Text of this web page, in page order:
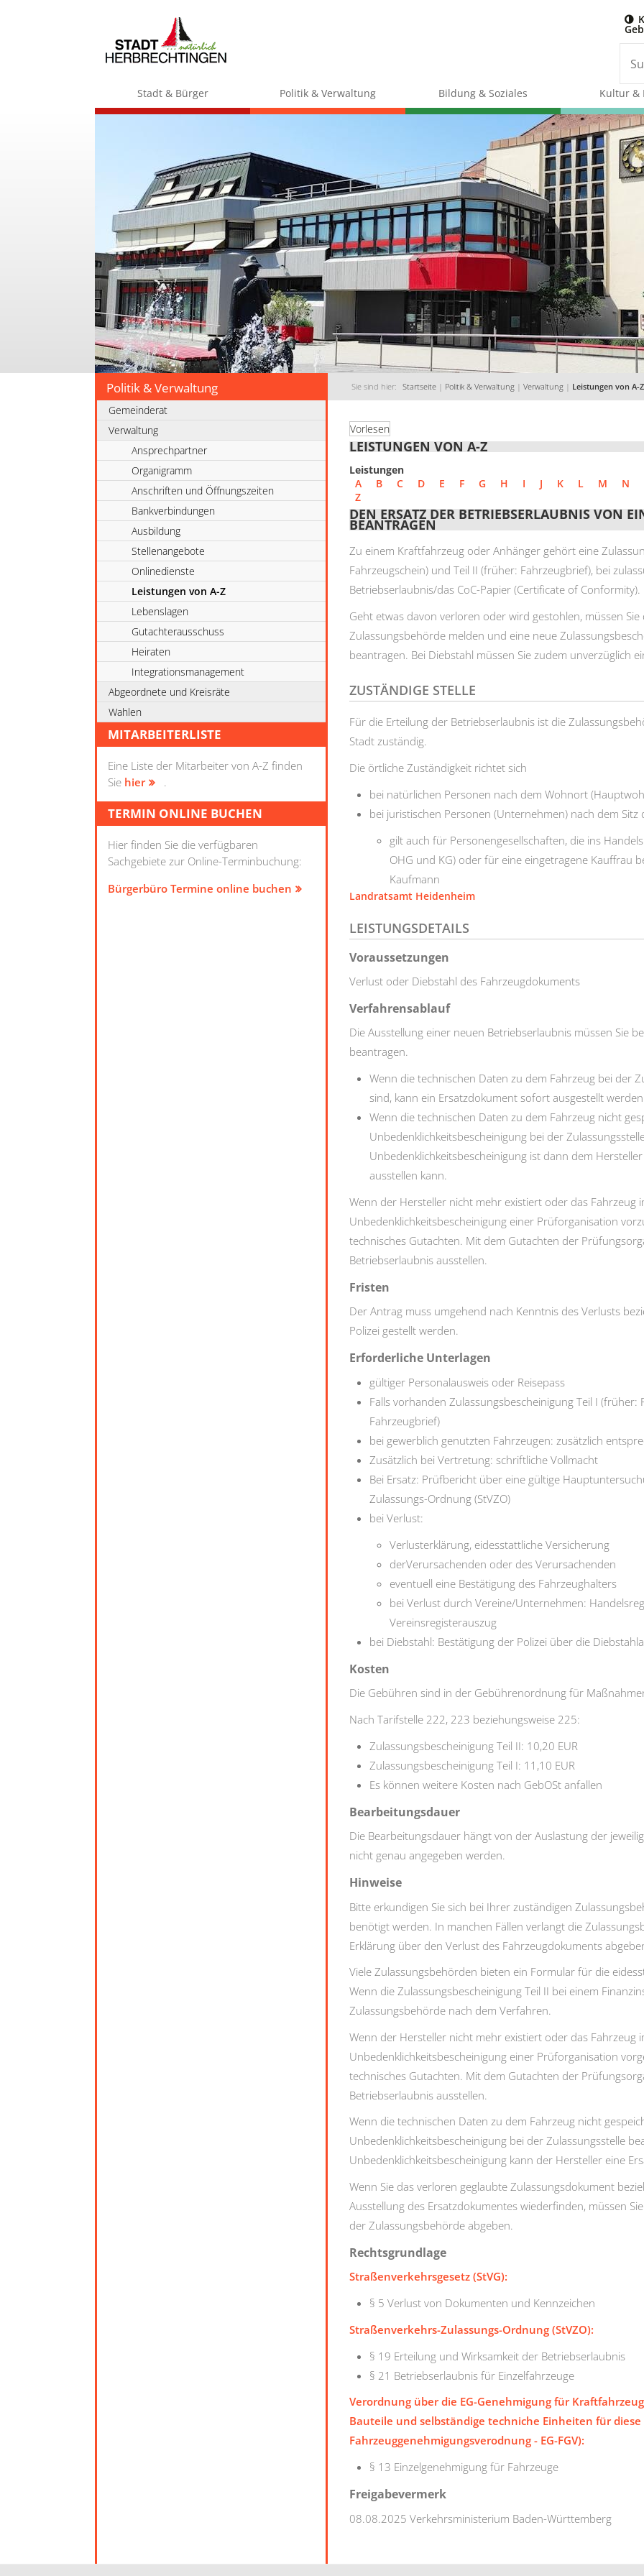
Stadt & Bürger Politik & Verwaltung Bildung & Soziales Kultur &
Politik & Verwaltung Sie sind hier: Startseite | Politik & Verwaltung | Verwaltung | Leistungen von A-Z
Gemeinderat
Verwaltung
Ansprechpartner
Organigramm
Anschriften und Öffnungszeiten
Bankverbindungen
Ausbildung
Stellenangebote
Onlinedienste
Leistungen von A-Z
Lebenslagen
Gutachterausschuss
Heiraten
Integrationsmanagement
Abgeordnete und Kreisräte
Wahlen
MITARBEITERLISTE
Eine Liste der Mitarbeiter von A-Z finden
Sie hier .
TERMIN ONLINE BUCHEN
Hier finden Sie die verfügbaren
Sachgebiete zur Online-Terminbuchung:
Bürgerbüro Termine online buchen
Vorlesen
LEISTUNGEN VON A-Z
Leistungen
A
B C D E F G H I J K L M N
Z
DEN ERSATZ DER BETRIEBSERLAUBNIS VON
BEANTRAGEN
Zu einem Kraftfahrzeug oder Anhänger gehört eine
Fahrzeugschein) und Teil II (früher: Fahrzeugbrief), bei
Betriebserlaubnis/das CoC-Papier (Certificate of Conformity).
Geht etwas davon verloren oder wird gestohlen, müssen
Zulassungsbehörde melden und eine neue
beantragen. Bei Diebstahl müssen Sie zudem unverzüglich
ZUSTÄNDIGE STELLE
Für die Erteilung der Betriebserlaubnis ist die
Stadt zuständig.
Die örtliche Zuständigkeit richtet sich
bei natürlichen Personen nach dem Wohnort
bei juristischen Personen (Unternehmen) nach dem Sitz
gilt auch für Personengesellschaften, die ins
OHG und KG) oder für eine eingetragene Kauffrau
Kaufmann
Landratsamt Heidenheim
LEISTUNGSDETAILS
Voraussetzungen
Verlust oder Diebstahl des Fahrzeugdokuments
Verfahrensablauf
Die Ausstellung einer neuen Betriebserlaubnis müssen Sie
beantragen.
Wenn die technischen Daten zu dem Fahrzeug bei der
sind, kann ein Ersatzdokument sofort ausgestellt
Wenn die technischen Daten zu dem Fahrzeug nicht
Unbedenklichkeitsbescheinigung bei der
Unbedenklichkeitsbescheinigung ist dann dem
ausstellen kann.
Wenn der Hersteller nicht mehr existiert oder das Fahrzeug
Unbedenklichkeitsbescheinigung einer Prüforganisation
technisches Gutachten. Mit dem Gutachten der
Betriebserlaubnis ausstellen.
Fristen
Der Antrag muss umgehend nach Kenntnis des Verlusts
Polizei gestellt werden.
Erforderliche Unterlagen
gültiger Personalausweis oder Reisepass
Falls vorhanden Zulassungsbescheinigung Teil I (früher:
Fahrzeugbrief)
bei gewerblich genutzten Fahrzeugen: zusätzlich
Zusätzlich bei Vertretung: schriftliche Vollmacht
Bei Ersatz: Prüfbericht über eine gültige
Zulassungs-Ordnung (StVZO)
bei Verlust:
Verlusterklärung, eidesstattliche Versicherung
derVerursachenden oder des Verursachenden
eventuell eine Bestätigung des Fahrzeughalters
bei Verlust durch Vereine/Unternehmen:
Vereinsregisterauszug
bei Diebstahl: Bestätigung der Polizei über die
Kosten
Die Gebühren sind in der Gebührenordnung für
Nach Tarifstelle 222, 223 beziehungsweise 225:
Zulassungsbescheinigung Teil II: 10,20 EUR
Zulassungsbescheinigung Teil I: 11,10 EUR
Es können weitere Kosten nach GebOSt anfallen
Bearbeitungsdauer
Die Bearbeitungsdauer hängt von der Auslastung der
nicht genau angegeben werden.
Hinweise
Bitte erkundigen Sie sich bei Ihrer zuständigen
benötigt werden. In manchen Fällen verlangt die
Erklärung über den Verlust des Fahrzeugdokuments
Viele Zulassungsbehörden bieten ein Formular für die
Wenn die Zulassungsbescheinigung Teil II bei einem
Zulassungsbehörde nach dem Verfahren.
Wenn der Hersteller nicht mehr existiert oder das Fahrzeug
Unbedenklichkeitsbescheinigung einer Prüforganisation
technisches Gutachten. Mit dem Gutachten der
Betriebserlaubnis ausstellen.
Wenn die technischen Daten zu dem Fahrzeug nicht
Unbedenklichkeitsbescheinigung bei der Zulassungsstelle
Unbedenklichkeitsbescheinigung kann der Hersteller eine
Wenn Sie das verloren geglaubte Zulassungsdokument
Ausstellung des Ersatzdokumentes wiederfinden, müssen
der Zulassungsbehörde abgeben.
Rechtsgrundlage
Straßenverkehrsgesetz (StVG):
§ 5 Verlust von Dokumenten und Kennzeichen
Straßenverkehrs-Zulassungs-Ordnung (StVZO):
§ 19 Erteilung und Wirksamkeit der Betriebserlaubnis
§ 21 Betriebserlaubnis für Einzelfahrzeuge
Verordnung über die EG-Genehmigung für
Bauteile und selbständige techniche Einheiten für diese
Fahrzeuggenehmigungsverodnung - EG-FGV):
§ 13 Einzelgenehmigung für Fahrzeuge
Freigabevermerk
08.08.2025 Verkehrsministerium Baden-Württemberg